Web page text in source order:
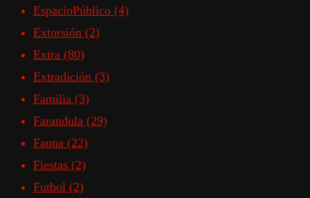
EspacioPúblico (4)
Extorsión (2)
Extra (80)
Extradición (3)
Familia (3)
Farandula (29)
Fauna (22)
Fiestas (2)
Futbol (2)